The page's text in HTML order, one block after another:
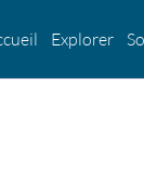
Explorer